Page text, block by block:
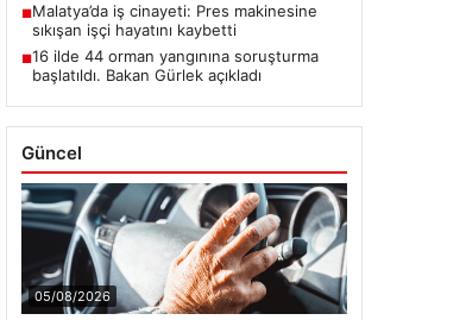
■Malatya’da iş cinayeti: Pres makinesine
sıkışan işçi hayatını kaybetti
■16 ilde 44 orman yangınına soruşturma
başlatıldı. Bakan Gürlek açıkladı
Güncel
05/08/2026